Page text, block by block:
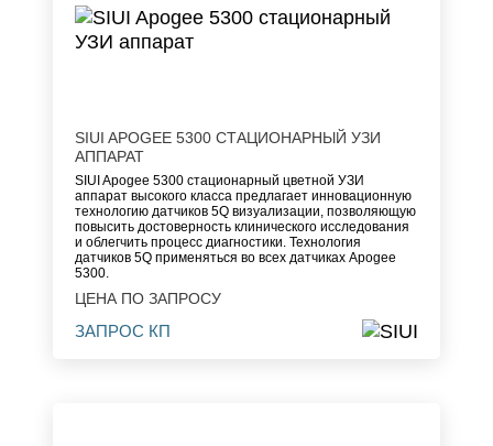
SIUI APOGEE 5300 СТАЦИОНАРНЫЙ УЗИ
АППАРАТ
SIUI Apogee 5300 стационарный цветной УЗИ
аппарат высокого класса предлагает инновационную
технологию датчиков 5Q визуализации, позволяющую
повысить достоверность клинического исследования
и облегчить процесс диагностики. Технология
датчиков 5Q применяться во всех датчиках Apogee
5300.
ЦЕНА ПО ЗАПРОСУ
ЗАПРОС КП